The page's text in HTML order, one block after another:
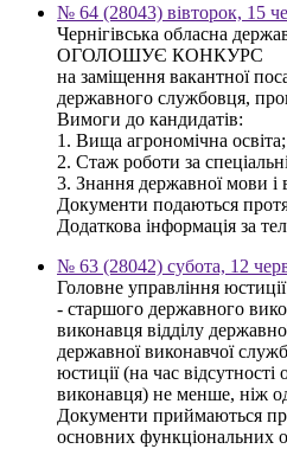
№ 64 (28043) вівторок, 15
Чернігівська обласна
ОГОЛОШУЄ КОНКУРС
на заміщення вакантної
державного службовця,
Вимоги до кандидатів:
1. Вища агрономічна освіта;
2. Стаж роботи за
3. Знання державної мови
Документи подаються
Додаткова інформація за
№ 63 (28042) субота, 12
Головне управління
- старшого державного
виконавця відділу
державної виконавчої
юстиції (на час
виконавця) не менше, ніж
Документи приймаються
основних функціональних